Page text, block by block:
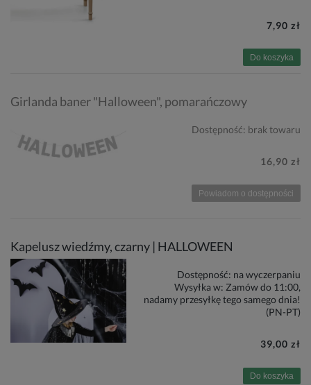
7,90 zł
Do koszyka
Girlanda baner "Halloween", pomarańczowy
Dostępność: brak towaru
16,90 zł
Powiadom o dostępności
Kapelusz wiedźmy, czarny | HALLOWEEN
Dostępność: na wyczerpaniu
Wysyłka w: Zamów do 11:00,
nadamy przesyłkę tego samego dnia!
(PN-PT)
39,00 zł
Do koszyka